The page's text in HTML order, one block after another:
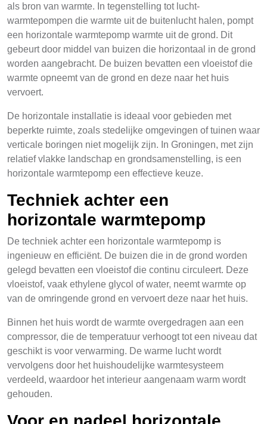
als bron van warmte. In tegenstelling tot lucht-
warmtepompen die warmte uit de buitenlucht halen, pompt
een horizontale warmtepomp warmte uit de grond. Dit
gebeurt door middel van buizen die horizontaal in de grond
worden aangebracht. De buizen bevatten een vloeistof die
warmte opneemt van de grond en deze naar het huis
vervoert.
De horizontale installatie is ideaal voor gebieden met
beperkte ruimte, zoals stedelijke omgevingen of tuinen waar
verticale boringen niet mogelijk zijn. In Groningen, met zijn
relatief vlakke landschap en grondsamenstelling, is een
horizontale warmtepomp een effectieve keuze.
Techniek achter een
horizontale warmtepomp
De techniek achter een horizontale warmtepomp is
ingenieuw en efficiënt. De buizen die in de grond worden
gelegd bevatten een vloeistof die continu circuleert. Deze
vloeistof, vaak ethylene glycol of water, neemt warmte op
van de omringende grond en vervoert deze naar het huis.
Binnen het huis wordt de warmte overgedragen aan een
compressor, die de temperatuur verhoogt tot een niveau dat
geschikt is voor verwarming. De warme lucht wordt
vervolgens door het huishoudelijke warmtesysteem
verdeeld, waardoor het interieur aangenaam warm wordt
gehouden.